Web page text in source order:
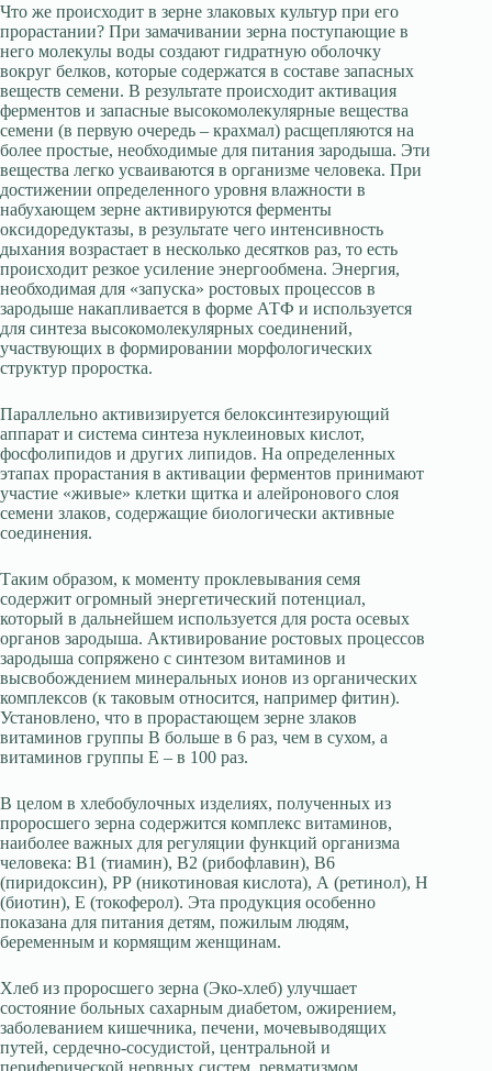
Что же происходит в зерне злаковых культур при его
прорастании? При замачивании зерна поступающие в
него молекулы воды создают гидратную оболочку
вокруг белков, которые содержатся в составе запасных
веществ семени. В результате происходит активация
ферментов и запасные высокомолекулярные вещества
семени (в первую очередь – крахмал) расщепляются на
более простые, необходимые для питания зародыша. Эти
вещества легко усваиваются в организме человека. При
достижении определенного уровня влажности в
набухающем зерне активируются ферменты
оксидоредуктазы, в результате чего интенсивность
дыхания возрастает в несколько десятков раз, то есть
происходит резкое усиление энергообмена. Энергия,
необходимая для «запуска» ростовых процессов в
зародыше накапливается в форме АТФ и используется
для синтеза высокомолекулярных соединений,
участвующих в формировании морфологических
структур проростка.
Параллельно активизируется белоксинтезирующий
аппарат и система синтеза нуклеиновых кислот,
фосфолипидов и других липидов. На определенных
этапах прорастания в активации ферментов принимают
участие «живые» клетки щитка и алейронового слоя
семени злаков, содержащие биологически активные
соединения.
Таким образом, к моменту проклевывания семя
содержит огромный энергетический потенциал,
который в дальнейшем используется для роста осевых
органов зародыша. Активирование ростовых процессов
зародыша сопряжено с синтезом витаминов и
высвобождением минеральных ионов из органических
комплексов (к таковым относится, например фитин).
Установлено, что в прорастающем зерне злаков
витаминов группы В больше в 6 раз, чем в сухом, а
витаминов группы Е – в 100 раз.
В целом в хлебобулочных изделиях, полученных из
проросшего зерна содержится комплекс витаминов,
наиболее важных для регуляции функций организма
человека: В1 (тиамин), В2 (рибофлавин), В6
(пиридоксин), РР (никотиновая кислота), А (ретинол), Н
(биотин), Е (токоферол). Эта продукция особенно
показана для питания детям, пожилым людям,
беременным и кормящим женщинам.
Хлеб из проросшего зерна (Эко-хлеб) улучшает
состояние больных сахарным диабетом, ожирением,
заболеванием кишечника, печени, мочевыводящих
путей, сердечно-сосудистой, центральной и
периферической нервных систем, ревматизмом,